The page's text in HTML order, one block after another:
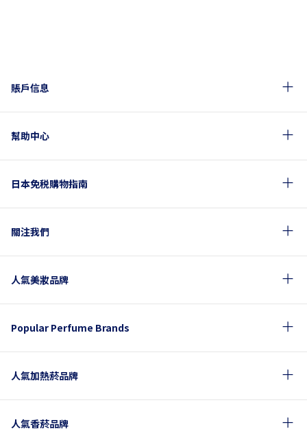
賬戶信息
幫助中心
日本免税購物指南
關注我們
人氣美妝品牌
Popular Perfume Brands
人氣加熱菸品牌
人氣香菸品牌